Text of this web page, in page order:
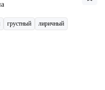
грустный
лиричный